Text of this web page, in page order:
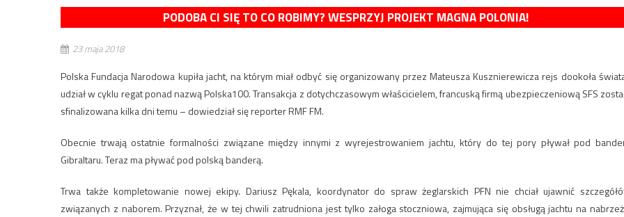
PODOBA CI SIĘ TO CO ROBIMY? WESPRZYJ PROJEKT MAGNA POLONIA!
23 maja 2018
Polska Fundacja Narodowa kupiła jacht, na którym miał odbyć się organizowany przez Mateusza Kusznierewicza rejs dookoła
udział w cyklu regat ponad nazwą Polska100. Transakcja z dotychczasowym właścicielem, francuską firmą ubezpieczeniową SFS
sfinalizowana kilka dni temu – dowiedział się reporter RMF FM.
Obecnie trwają ostatnie formalności związane między innymi z wyrejestrowaniem jachtu, który do tej pory pływał pod
Gibraltaru. Teraz ma pływać pod polską banderą.
Trwa także kompletowanie nowej ekipy. Dariusz Pękala, koordynator do spraw żeglarskich PFN nie chciał ujawnić
związanych z naborem. Przyznał, że w tej chwili zatrudniona jest tylko załoga stoczniowa, zajmująca się obsługą jachtu na